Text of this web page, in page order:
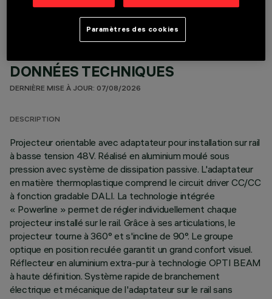
DONNÉES TECHNIQUES
DERNIÈRE MISE À JOUR: 07/08/2026
DESCRIPTION
Projecteur orientable avec adaptateur pour installation sur rail
à basse tension 48V. Réalisé en aluminium moulé sous
pression avec système de dissipation passive. L'adaptateur
en matière thermoplastique comprend le circuit driver CC/CC
à fonction gradable DALI. La technologie intégrée
« Powerline » permet de régler individuellement chaque
projecteur installé sur le rail. Grâce à ses articulations, le
projecteur tourne à 360° et s'incline de 90°. Le groupe
optique en position reculée garantit un grand confort visuel.
Réflecteur en aluminium extra-pur à technologie OPTI BEAM
à haute définition. Système rapide de branchement
électrique et mécanique de l'adaptateur sur le rail sans
Paramètres des cookies